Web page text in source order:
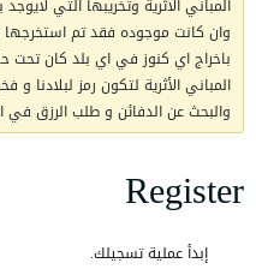
المباني الاثرية وتخريبها التي
وان كانت موجوده فقد تم استخرجها
باخراج اي كنوز في اي بلد كان تحت
المباني الأثرية لتكون رمز لبلادنا و
والبحث عن الدفائن و طلب الرزق في
Register
إبدأ عملية تسجيلك.